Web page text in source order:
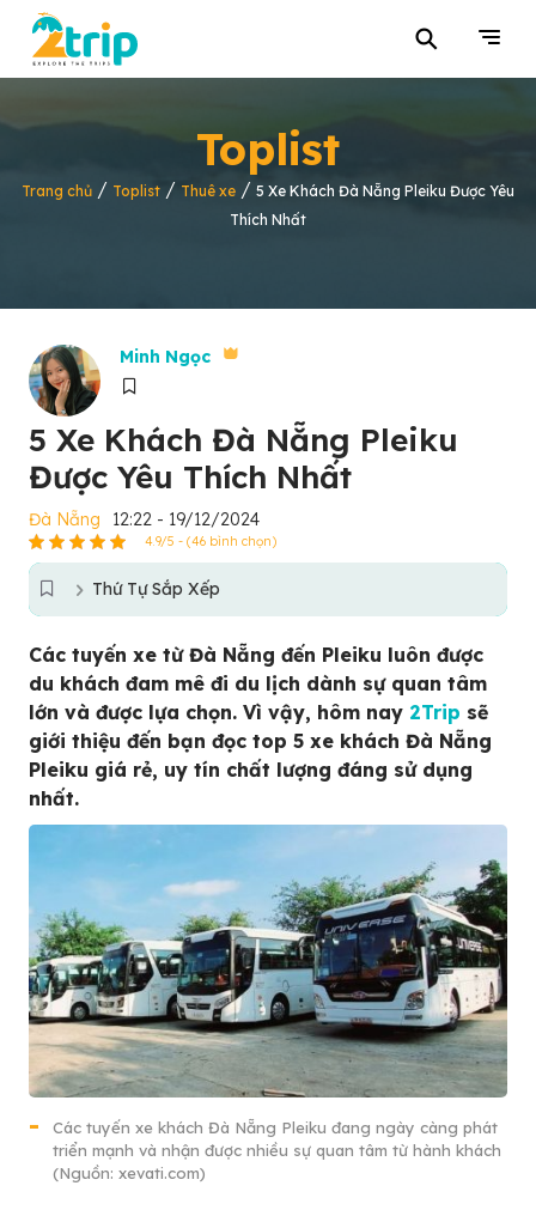
⚲
Toplist
Trang chủ / Toplist / Thuê xe / 5 Xe Khách Đà Nẵng Pleiku Được Yêu
Thích Nhất
Minh Ngọc
5 Xe Khách Đà Nẵng Pleiku
Được Yêu Thích Nhất
Đà Nẵng 12:22 - 19/12/2024
4.9/5 - (46 bình chọn)
Thứ Tự Sắp Xếp
Các tuyến xe từ Đà Nẵng đến Pleiku luôn được
du khách đam mê đi du lịch dành sự quan tâm
lớn và được lựa chọn. Vì vậy, hôm nay 2Trip sẽ
giới thiệu đến bạn đọc top 5 xe khách Đà Nẵng
Pleiku giá rẻ, uy tín chất lượng đáng sử dụng
nhất.
Các tuyến xe khách Đà Nẵng Pleiku đang ngày càng phát
triển mạnh và nhận được nhiều sự quan tâm từ hành khách
(Nguồn: xevati.com)